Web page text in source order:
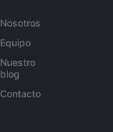
Nosotros
Equipo
Nuestro
blog
Contacto